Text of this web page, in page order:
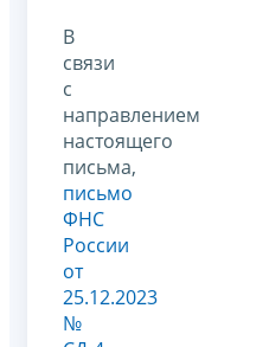
В
связи
с
направлением
настоящего
письма,
письмо
ФНС
России
от
25.12.2023
№